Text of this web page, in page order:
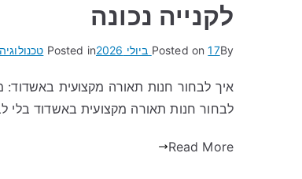
לקנייה נכונה
By
Posted on17 ביולי 2026 Posted in טכנולוגיה
איך לבחור חנות תאורה מקצועית
לבחור חנות תאורה מקצועית באשדוד בלי
Read More